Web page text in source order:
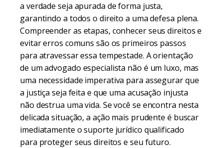
a verdade seja apurada de forma justa,
garantindo a todos o direito a uma defesa plena.
Compreender as etapas, conhecer seus direitos e
evitar erros comuns são os primeiros passos
para atravessar essa tempestade. A orientação
de um advogado especialista não é um luxo, mas
uma necessidade imperativa para assegurar que
a justiça seja feita e que uma acusação injusta
não destrua uma vida. Se você se encontra nesta
delicada situação, a ação mais prudente é buscar
imediatamente o suporte jurídico qualificado
para proteger seus direitos e seu futuro.